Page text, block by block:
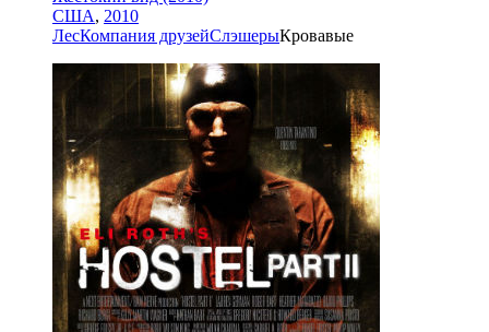
США, 2010
ЛесКомпания друзейСлэшерыКровавые